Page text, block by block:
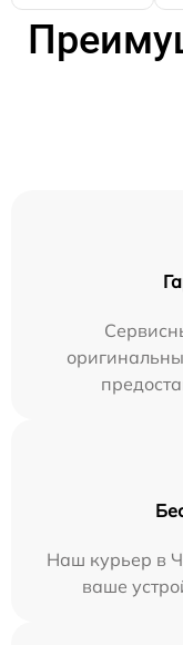
Наш курьер в
ваше